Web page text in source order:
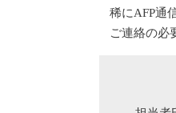
稀にAFP通
ご連絡の必